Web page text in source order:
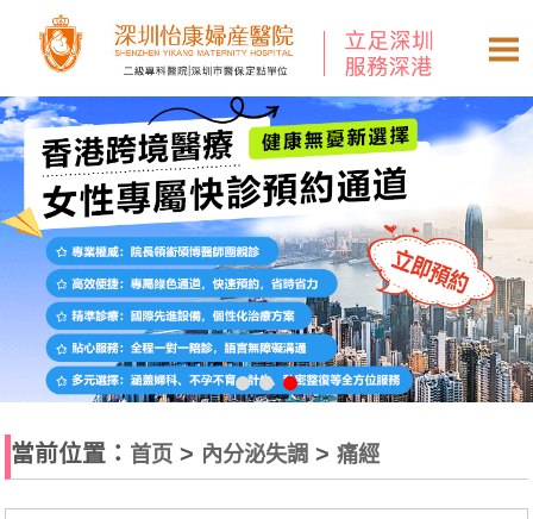
當前位置： 首页 > 內分泌失調 >痛經